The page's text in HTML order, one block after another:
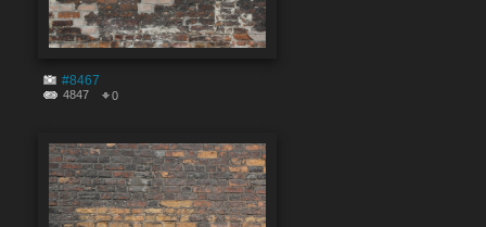
#8467
4847 0